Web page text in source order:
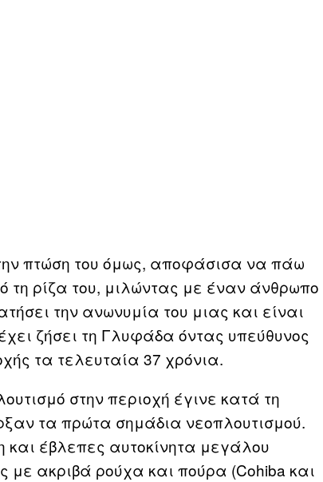
πτώση του όμως, αποφάσισα να πάω
τη ρίζα του, μιλώντας με έναν άνθρωπο
την ανωνυμία του μιας και είναι
ζήσει τη Γλυφάδα όντας υπεύθυνος
τα τελευταία 37 χρόνια.
στην περιοχή έγινε κατά τη
τα πρώτα σημάδια νεοπλουτισμού.
και έβλεπες αυτοκίνητα μεγάλου
με ακριβά ρούχα και πούρα (Cohiba και